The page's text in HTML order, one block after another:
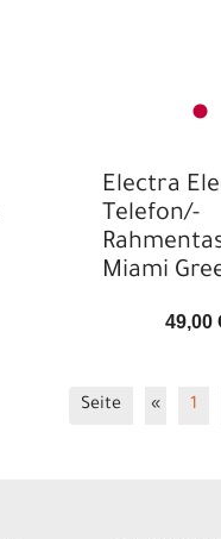
Electra
Telefon/-
Miami
49,00
Seite « 1